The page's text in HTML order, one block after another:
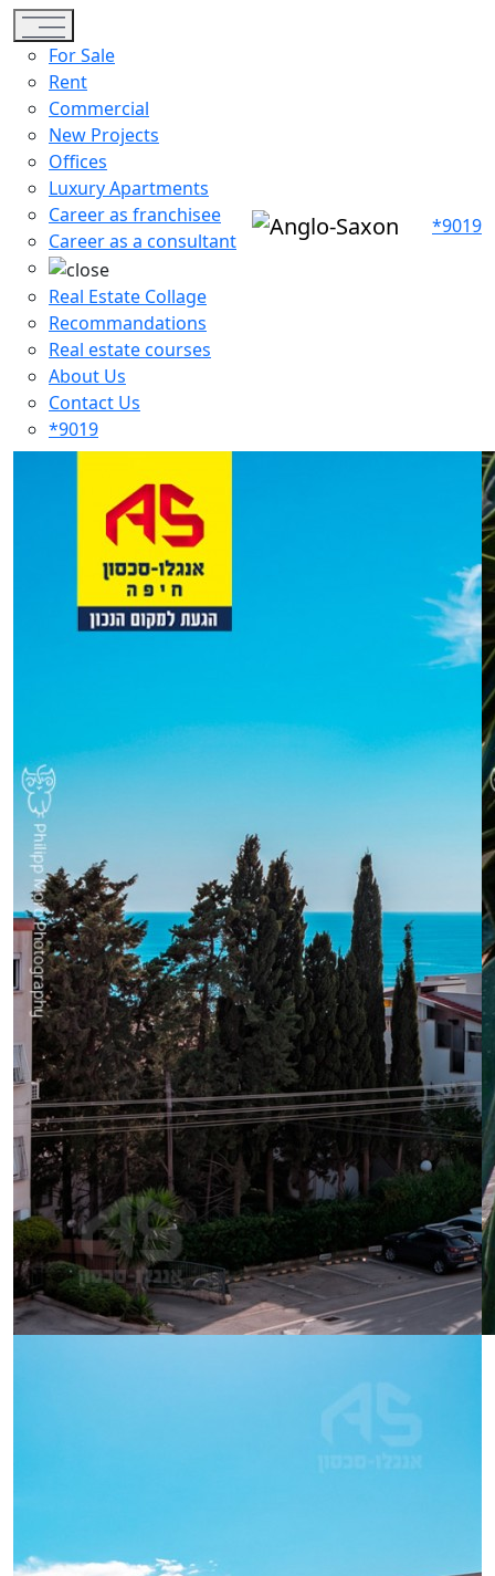
Toggle navigation
For Sale
Rent
Commercial
New Projects
Offices
Luxury Apartments
Career as franchisee
Career as a consultant
Real Estate Collage
Recommandations
Real estate courses
About Us
Contact Us
*9019
*9019